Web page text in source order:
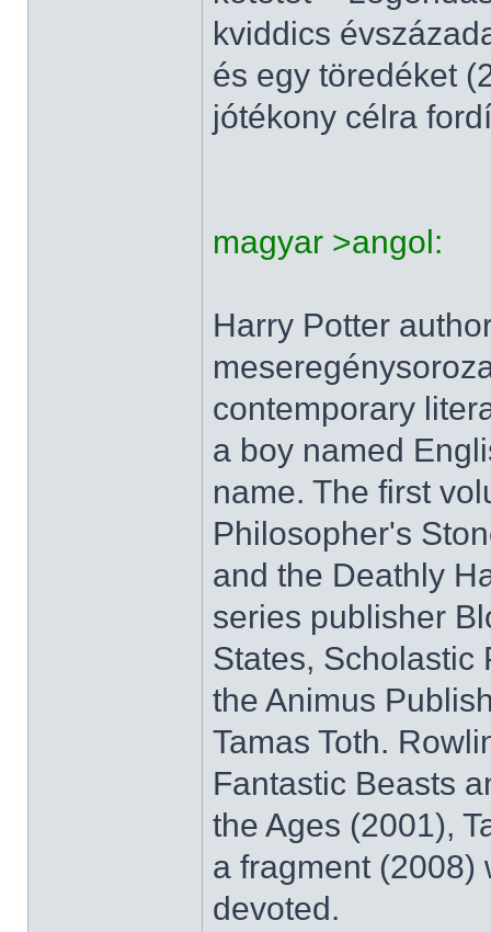
kviddics
és egy töredéket
jótékony célra
magyar >angol:
Harry Potter
contemporary
a boy named
name. The first
Philosopher's
and the Deathly
series publisher
States, Scholastic
the Animus
Tamas Toth.
Fantastic Beasts
the Ages (2001),
a fragment (2008)
devoted.